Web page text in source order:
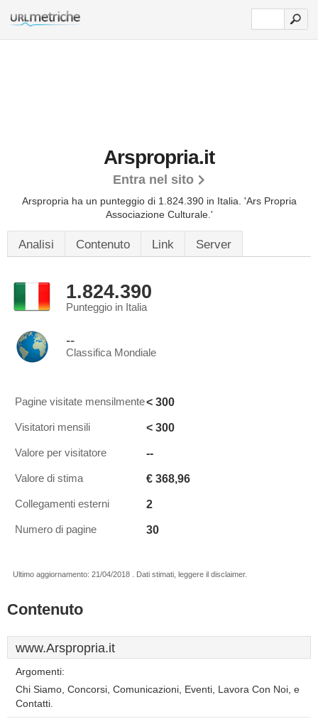
Arspropria.it
Entra nel sito
Arspropria ha un punteggio di 1.824.390 in Italia. 'Ars Propria
Associazione Culturale.'
Analisi Contenuto Link Server
1.824.390
Punteggio in Italia
--
Classifica Mondiale
Pagine visitate mensilmente< 300
Visitatori mensili < 300
Valore per visitatore --
Valore di stima € 368,96
Collegamenti esterni 2
Numero di pagine 30
Ultimo aggiornamento: 21/04/2018 . Dati stimati, leggere il disclaimer.
Contenuto
www.Arspropria.it
Argomenti:
Chi Siamo, Concorsi, Comunicazioni, Eventi, Lavora Con Noi, e
Contatti.